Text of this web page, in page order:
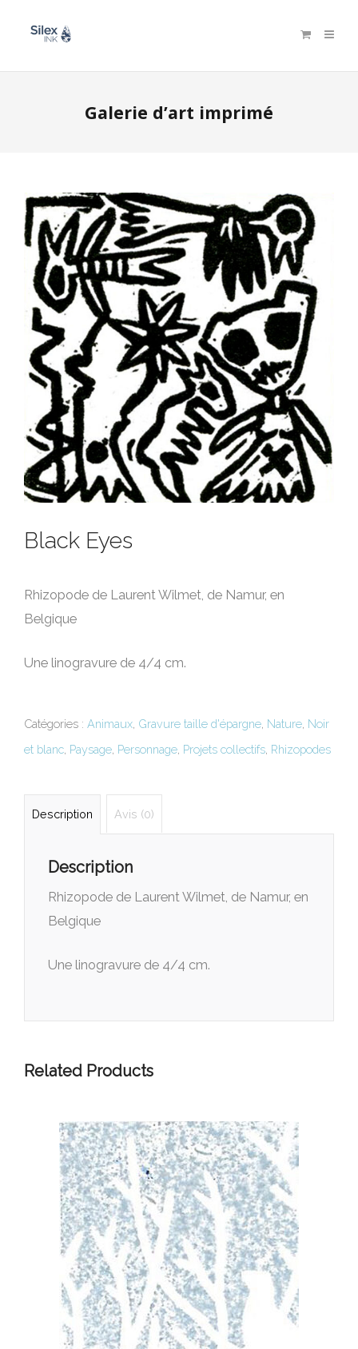
Galerie d’art imprimé
Black Eyes
Rhizopode de Laurent Wilmet, de Namur, en
Belgique
Une linogravure de 4/4 cm.
Catégories : Animaux Gravure taille d'épargne Nature Noir
et blanc Paysage Personnage Projets collectifs Rhizopodes
Description Avis (0)
Description
Rhizopode de Laurent Wilmet, de Namur, en
Belgique
Une linogravure de 4/4 cm.
Related Products